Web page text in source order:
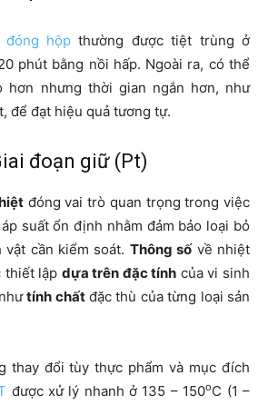
đóng hộp thường được tiệt trùng ở
phút bằng nồi hấp. Ngoài ra, có thể
hơn nhưng thời gian ngắn hơn, như
để đạt hiệu quả tương tự.
đoạn giữ (Pt)
đóng vai trò quan trọng trong việc
suất ổn định nhằm đảm bảo loại bỏ
cần kiểm soát. Thông sốvề nhiệt
thiết lập dựa trên đặc tính của vi sinh
tính chấtđặc thù của từng loại sản
thay đổi tùy thực phẩm và mục đích
được xử lý nhanh ở 135 – 150oC (1 –